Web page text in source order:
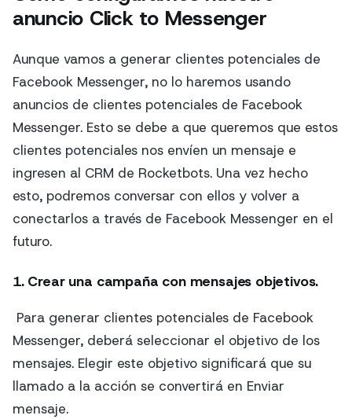
anuncio Click to Messenger
Aunque vamos a generar clientes potenciales de
Facebook Messenger, no lo haremos usando
anuncios de clientes potenciales de Facebook
Messenger. Esto se debe a que queremos que estos
clientes potenciales nos envíen un mensaje e
ingresen al CRM de Rocketbots. Una vez hecho
esto, podremos conversar con ellos y volver a
conectarlos a través de Facebook Messenger en el
futuro.
1. Crear una campaña con mensajes objetivos.
Para generar clientes potenciales de Facebook
Messenger, deberá seleccionar el objetivo de los
mensajes. Elegir este objetivo significará que su
llamado a la acción se convertirá en Enviar
mensaje.